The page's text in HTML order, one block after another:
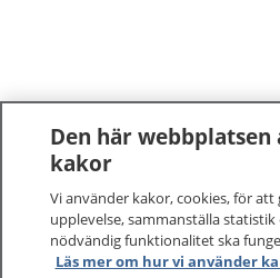
1177–tryggt om din
På 1177.se får du råd om
sjukdomar och vilka
Den här webbplatsen
kakor
Vi använder kakor, cookies, för
upplevelse, sammanställa
nödvändig funktionalitet ska
Läs mer om hur vi använder